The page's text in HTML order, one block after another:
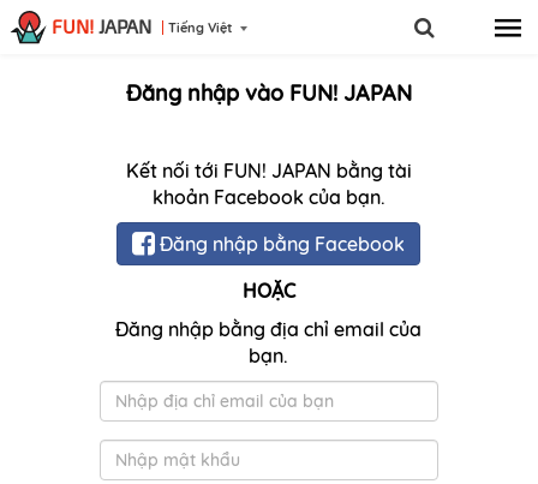
FUN! JAPAN Tiếng Việt
Đăng nhập vào FUN! JAPAN
Kết nối tới FUN! JAPAN bằng tài
khoản Facebook của bạn.
Đăng nhập bằng Facebook
HOẶC
Đăng nhập bằng địa chỉ email của
bạn.
Email
khẩu